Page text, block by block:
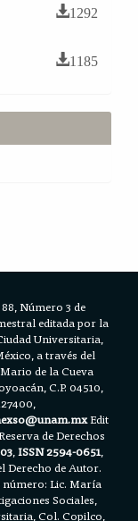
1292
1185
Número 3 de
editada por la
Universitaria,
a través del
de la Cueva
C.P. 04510,
Edit
de Derechos
,ISSN 2594-0651,
de Autor.
número: Lic. María
Sociales,
Col. Copilco,